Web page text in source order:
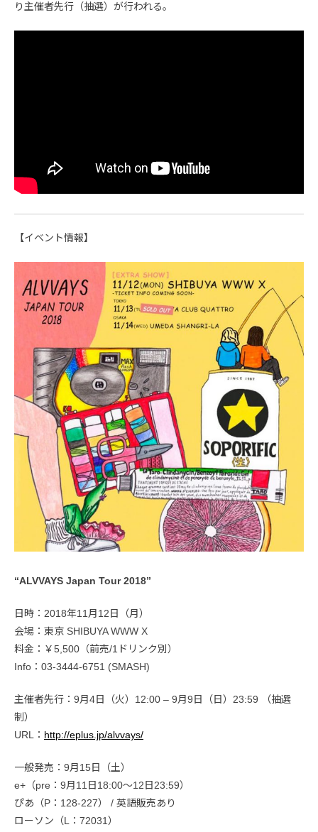
り主催者先行（抽選）が行われる。
【イベント情報】
“ALVVAYS Japan Tour 2018”
日時：2018年11月12日（月）
会場：東京 SHIBUYA WWW X
料金：￥5,500（前売/1ドリンク別）
Info：03-3444-6751 (SMASH)
主催者先行：9月4日（火）12:00 – 9月9日（日）23:59 （抽選
制）
URL： http://eplus.jp/alvvays/
一般発売：9月15日（土）
e+（pre：9月11日18:00〜12日23:59）
ぴあ（P：128-227） / 英語販売あり
ローソン（L：72031）